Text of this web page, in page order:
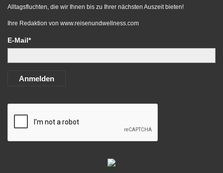
Alltagsfluchten, die wir Ihnen bis zu Ihrer nächsten Auszeit bieten!
Ihre Redaktion von www.reisenundwellness.com
E-Mail*
Anmelden